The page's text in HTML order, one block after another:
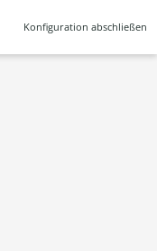
Konfiguration abschließen